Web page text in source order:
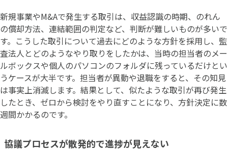
新規事業やM&Aで発生する取引は、収益認識の時期、のれん
の償却方法、連結範囲の判定など、判断が難しいものが多いで
す。こうした取引について過去にどのような方針を採用し、監
査法人とどのようなやり取りをしたかは、当時の担当者のメー
ルボックスや個人のパソコンのフォルダに残っているだけとい
うケースが大半です。担当者が異動や退職をすると、その知見
は事実上消滅します。結果として、似たような取引が再び発生
したとき、ゼロから検討をやり直すことになり、方針決定に数
週間かかるのです。
協議プロセスが散発的で進捗が見えない